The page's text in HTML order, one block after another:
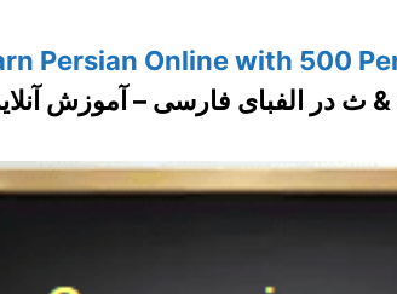
Persian Online with 500
در الفبای فارسی – آموزش